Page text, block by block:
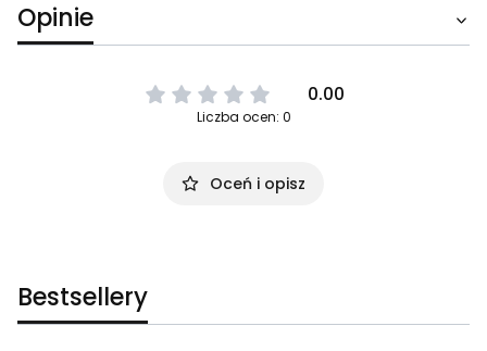
Opinie
0.00
Liczba ocen: 0
Oceń i opisz
Bestsellery